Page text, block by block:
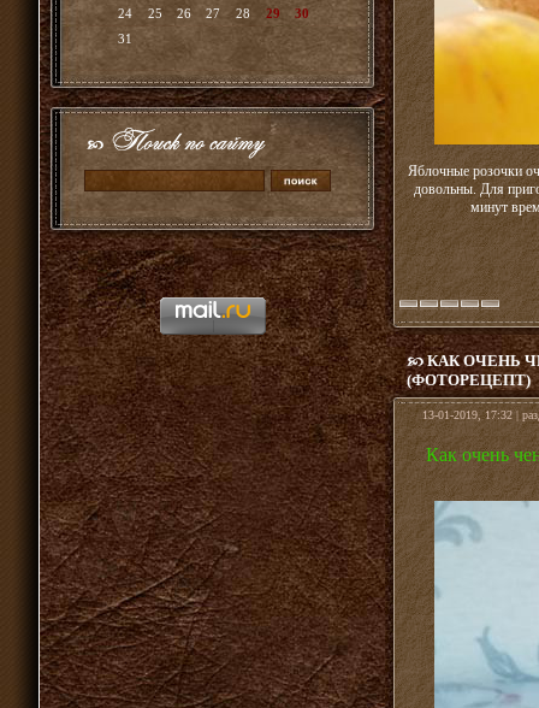
24
25 26 27 28 29
30
31
Яблочные розочки
довольны. Для
минут
КАК ОЧЕНЬ
(ФОТОРЕЦЕПТ)
13-01-2019, 17:32 |
Как очень